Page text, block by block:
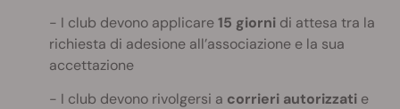
I club devono applicare15 giorni di attesa tra la
richiesta di adesione all’associazione e la sua
accettazione
I club devono rivolgersi a corrieri autorizzati e